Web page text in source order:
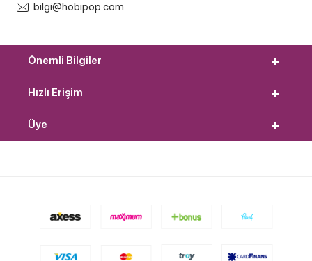
bilgi@hobipop.com
Önemli Bilgiler
Hızlı Erişim
Üye